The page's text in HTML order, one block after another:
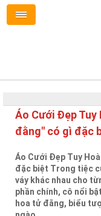
Áo Cưới Đẹp Tuy
đằng" có gì đặc
Áo Cưới Đẹp Tuy
đặc biệt Trong tiệc
váy khác nhau cho
phần chính, cô nổi
hoa tử đằng, biểu